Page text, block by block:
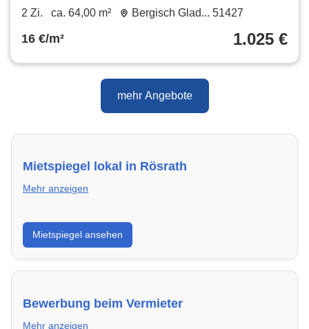
1.025 € 64 m²
2 Zi. ca. 64,00 m² Bergisch Glad... 51427
16 €/m² 1.025 €
mehr Angebote
Mietspiegel lokal in Rösrath
Mehr anzeigen
Erhalte einen Überblick über die aktuellen Mietpreise
regional in Rösrath. So weißt du genau, welche Miete
fair ist und wo sich ein Vergleich lohnt.
Mietspiegel ansehen
Bewerbung beim Vermieter
Mehr anzeigen